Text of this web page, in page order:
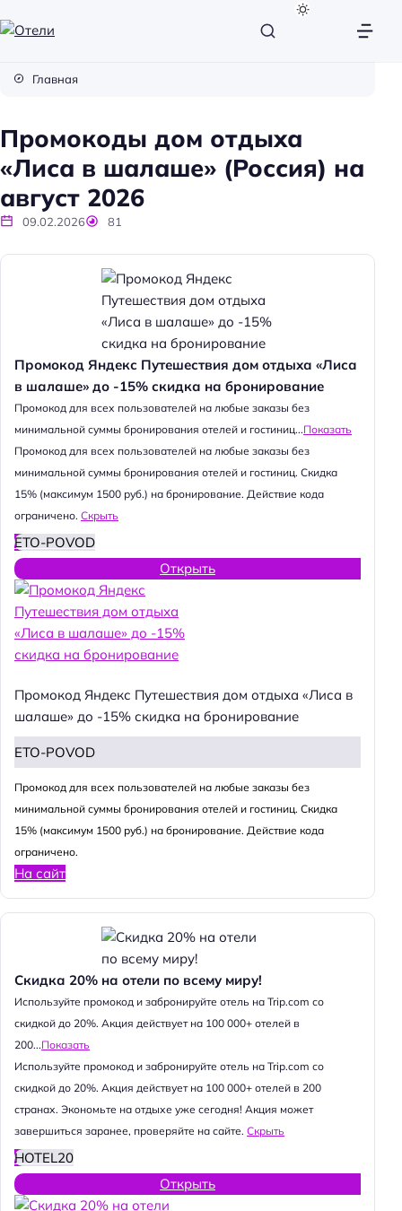
и
Главная
Промокоды дом отдыха
«Лиса в шалаше» (Россия) на
август 2026
09.02.2026 81
Промокод Яндекс Путешествия дом отдыха «Лиса
в шалаше» до -15% скидка на бронирование
Промокод для всех пользователей на любые заказы без
минимальной суммы бронирования отелей и гостиниц...Показать
Промокод для всех пользователей на любые заказы без
минимальной суммы бронирования отелей и гостиниц. Скидка
15% (максимум 1500 руб.) на бронирование. Действие кода
ограничено. Скрыть
ETO-POVOD
Открыть
Промокод Яндекс Путешествия дом отдыха «Лиса в
шалаше» до -15% скидка на бронирование
ETO-POVOD
Промокод для всех пользователей на любые заказы без
минимальной суммы бронирования отелей и гостиниц. Скидка
15% (максимум 1500 руб.) на бронирование. Действие кода
ограничено.
На сайт
Скидка 20% на отели по всему миру!
Используйте промокод и забронируйте отель на Trip.com со
скидкой до 20%. Акция действует на 100 000+ отелей в
200...Показать
Используйте промокод и забронируйте отель на Trip.com со
скидкой до 20%. Акция действует на 100 000+ отелей в 200
странах. Экономьте на отдыхе уже сегодня! Акция может
завершиться заранее, проверяйте на сайте. Скрыть
HOTEL20
Открыть